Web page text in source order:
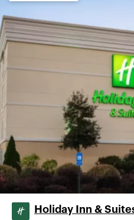
Holiday Inn &